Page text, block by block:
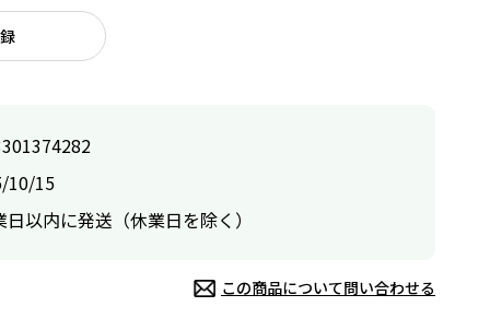
10/15
日以内に発送（休業日を除く）
この商品について問い合わせる